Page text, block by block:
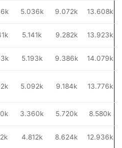
5.036k 9.072k 13.608k
5.141k 9.282k 13.923k
5.193k 9.386k 14.079k
5.092k 9.184k 13.776k
3.360k 5.720k 8.580k
4.812k 8.624k 12.936k